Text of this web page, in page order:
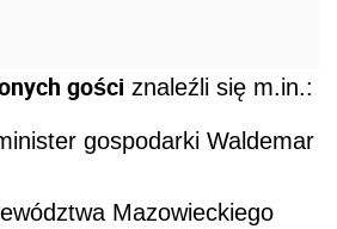
gości znaleźli się m.in.:
gospodarki Waldemar
Mazowieckiego